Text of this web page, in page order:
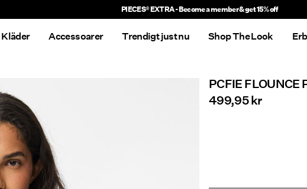
PIECES® EXTRA - Become a member & get 15% off
Kläder Accessoarer Trendigt just nu Shop The Look
PCFIE FLOUNCE
499,95 kr